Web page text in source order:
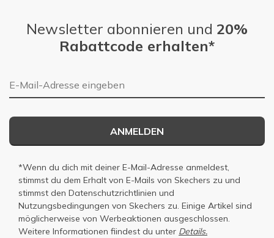
Newsletter abonnieren und 20%
Rabattcode erhalten*
E-Mail-Adresse
ANMELDEN
*Wenn du dich mit deiner E-Mail-Adresse anmeldest,
stimmst du dem Erhalt von E-Mails von Skechers zu und
stimmst den Datenschutzrichtlinien und
Nutzungsbedingungen von Skechers zu. Einige Artikel sind
möglicherweise von Werbeaktionen ausgeschlossen.
Weitere Informationen fiindest du unter Details.